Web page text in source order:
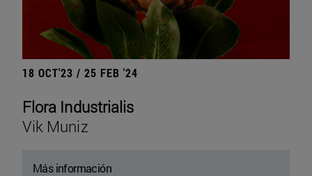
18 OCT'23 / 25 FEB '24
Flora Industrialis
Vik Muniz
Más información